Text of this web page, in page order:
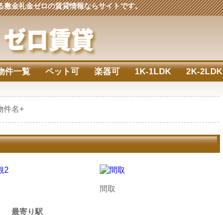
金礼金ゼロの賃貸情報ならサイトです。
件一覧 ペット可 楽器可 1K-1LDK 2K-2LDK
件名+
間取
最寄り駅